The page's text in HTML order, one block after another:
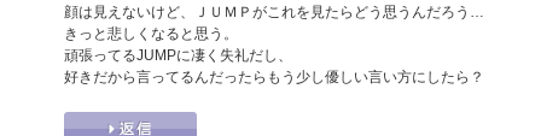
顔は見えないけど、ＪＵＭＰがこれを見たらどう思うんだろう…
きっと悲しくなると思う。
頑張ってるJUMPに凄く失礼だし、
好きだから言ってるんだったらもう少し優しい言い方にしたら？